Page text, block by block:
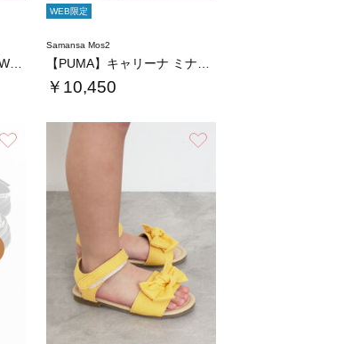
WEB限定
Samansa Mos2
￥10,450
お気に入り